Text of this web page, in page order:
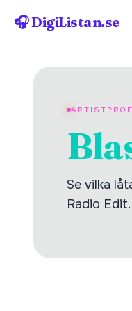
🎧 DigiListan.se
Se vilka
Radio Edit.